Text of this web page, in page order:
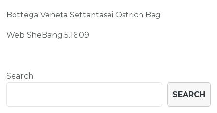
Bottega Veneta Settantasei Ostrich Bag
Web SheBang 5.16.09
Search
SEARCH